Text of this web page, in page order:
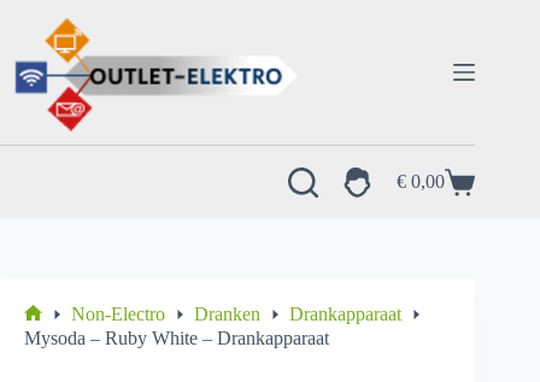
inhoud
Winkelwagen
€ 0,00
Home
Non-Electro Dranken
Drankapparaat
Mysoda – Ruby White – Drankapparaat